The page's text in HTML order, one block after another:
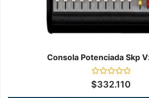
Consola Potenciada Skp
Valorado
en
$332.110